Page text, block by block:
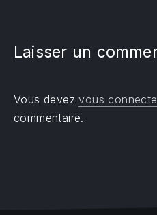
Laisser un
Vous devezvous
commentaire.